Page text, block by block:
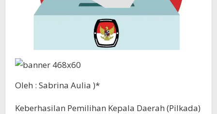
Oleh : Sabrina Aulia )*
Keberhasilan Pemilihan Kepala Daerah (Pilkada)